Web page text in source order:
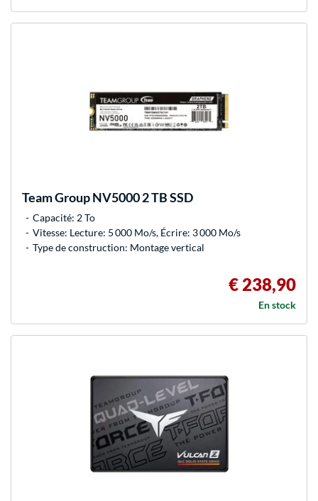
Team GroupNV5000 2 TB SSD
Capacité: 2 To
Vitesse: Lecture: 5 000 Mo/s, Écrire: 3 000 Mo/s
Type de construction: Montage vertical
€ 238,90
En stock